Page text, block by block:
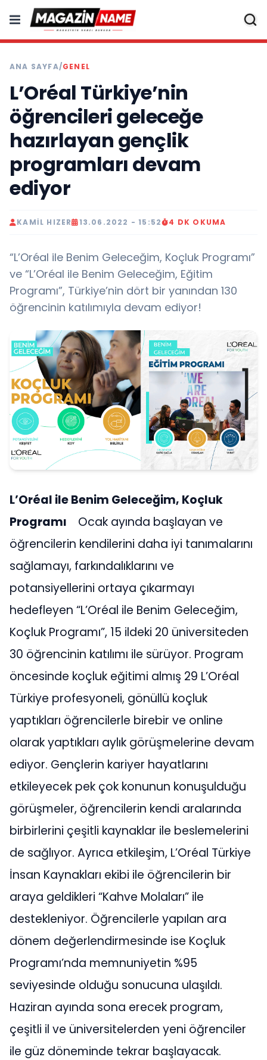
ANA SAYFA/GENEL
L’Oréal Türkiye’nin
öğrencileri geleceğe
hazırlayan gençlik
programları devam
ediyor
KAMIL HIZER 13.06.2022 - 15:52 4 DK OKUMA
“L’Oréal ile Benim Geleceğim, Koçluk Programı”
ve “L’Oréal ile Benim Geleceğim, Eğitim
Programı”, Türkiye’nin dört bir yanından 130
öğrencinin katılımıyla devam ediyor!
L’Oréal ile Benim Geleceğim, Koçluk
Programı
Ocak ayında başlayan ve
öğrencilerin kendilerini daha iyi tanımalarını
sağlamayı, farkındalıklarını ve
potansiyellerini ortaya çıkarmayı
hedefleyen “L’Oréal ile Benim Geleceğim,
Koçluk Programı”, 15 ildeki 20 üniversiteden
30 öğrencinin katılımı ile sürüyor. Program
öncesinde koçluk eğitimi almış 29 L’Oréal
Türkiye profesyoneli, gönüllü koçluk
yaptıkları öğrencilerle birebir ve online
olarak yaptıkları aylık görüşmelerine devam
ediyor. Gençlerin kariyer hayatlarını
etkileyecek pek çok konunun konuşulduğu
görüşmeler, öğrencilerin kendi aralarında
birbirlerini çeşitli kaynaklar ile beslemelerini
de sağlıyor. Ayrıca etkileşim, L’Oréal Türkiye
İnsan Kaynakları ekibi ile öğrencilerin bir
araya geldikleri “Kahve Molaları” ile
destekleniyor. Öğrencilerle yapılan ara
dönem değerlendirmesinde ise Koçluk
Programı’nda memnuniyetin %95
seviyesinde olduğu sonucuna ulaşıldı.
Haziran ayında sona erecek program,
çeşitli il ve üniversitelerden yeni öğrenciler
ile güz döneminde tekrar başlayacak.